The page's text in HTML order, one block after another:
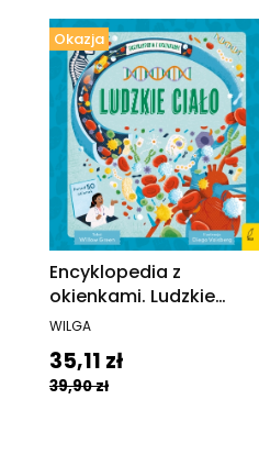
Okazja
Encyklopedia z
okienkami. Ludzkie
ciało. Encyklopedia z
PRODUCENT
WILGA
Cena promocyjna
35,11 zł
39,90 zł